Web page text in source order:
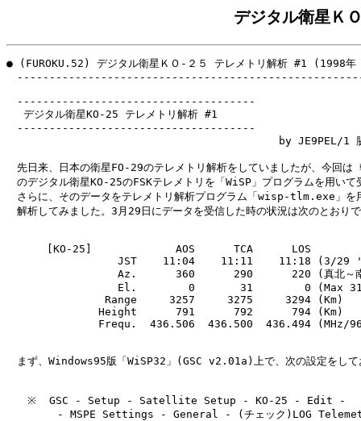
デジタル衛星Ｋ
● (FUROKU.52) デジタル衛星ＫＯ-２５ テレメトリ解析 #1 (1998
-------------------------------------
デジタル衛星KO-25 テレメトリ解析 #1
-------------------------------------
by JE9PEL/1 脇
先日来、日本の衛星FO-29のテレメトリ解析をしていましたが、今回は
のデジタル衛星KO-25のFSKテレメトリを「WiSP」プログラムを用いて
さらに、そのデータをテレメトリ解析プログラム「wisp-tlm.exe」を
解析してみました。3月29日にデータを受信した時の状況は次のとおり
[KO-25]             AOS      TCA      LOS
JST    11:04    11:11    11:18 (3/29
Az.      360      290      220 (真北～南
El.        0       31        0 (Max
Range     3257     3275     3294 (Km)
Height      791      792      794 (Km)
Frequ.  436.506  436.500  436.494 (MHz/
まず、Windows95版「WiSP32」(GSC v2.01a)上で、次の設定をして
※  GSC - Setup - Satellite Setup - KO-25 - Edit -
- MSPE Settings - General - (チェック)LOG